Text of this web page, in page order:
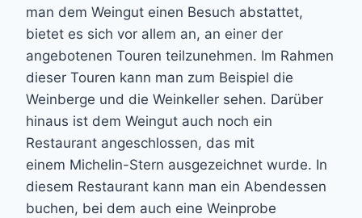
man dem Weingut einen Besuch abstattet,
bietet es sich vor allem an, an einer der
angebotenen Touren teilzunehmen. Im Rahmen
dieser Touren kann man zum Beispiel die
Weinberge und die Weinkeller sehen. Darüber
hinaus ist dem Weingut auch noch ein
Restaurant angeschlossen, das mit
einem Michelin-Stern ausgezeichnet wurde. In
diesem Restaurant kann man ein Abendessen
buchen, bei dem auch eine Weinprobe